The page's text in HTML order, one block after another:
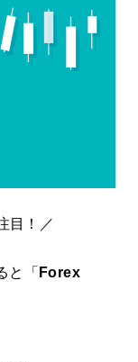
目！／
と「 Forex